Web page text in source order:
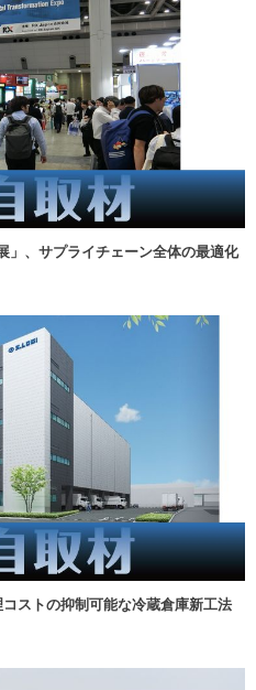
」、サプライチェーン全体の最適化
ストの抑制可能な冷蔵倉庫新工法